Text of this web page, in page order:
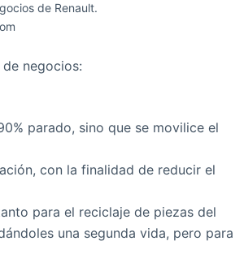
de Renault.
negocios:
parado, sino que se movilice el
con la finalidad de reducir el
para el reciclaje de piezas del
una segunda vida, pero para